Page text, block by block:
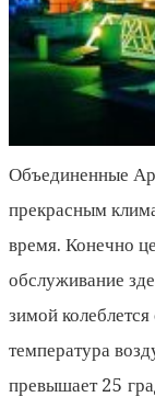
Объединенные
прекрасным
время. Конечно
обслуживание
зимой
температура
превышает 25